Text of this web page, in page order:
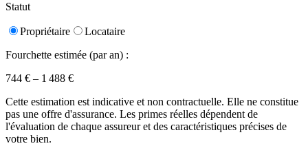
Statut
Propriétaire
Locataire
Fourchette estimée (par an) :
744 € – 1 488 €
Cette estimation est indicative et non contractuelle. Elle ne constitue
pas une offre d'assurance. Les primes réelles dépendent de
l'évaluation de chaque assureur et des caractéristiques précises de
votre bien.